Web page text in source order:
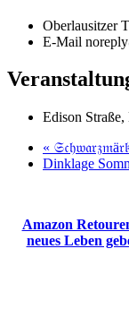
Oberlausitzer
E-Mail
Edison Straße,
«
Dinklage
Amazon
neues Leben